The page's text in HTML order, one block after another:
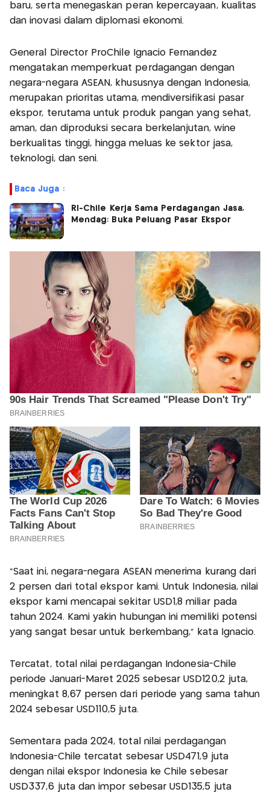
baru, serta menegaskan peran kepercayaan, kualitas
dan inovasi dalam diplomasi ekonomi.
General Director ProChile Ignacio Fernández
mengatakan memperkuat perdagangan dengan
negara-negara ASEAN, khususnya dengan Indonesia,
merupakan prioritas utama, mendiversifikasi pasar
ekspor, terutama untuk produk pangan yang sehat,
aman, dan diproduksi secara berkelanjutan, wine
berkualitas tinggi, hingga meluas ke sektor jasa,
teknologi, dan seni.
Baca Juga :
RI-Chile Kerja Sama Perdagangan Jasa,
Mendag: Buka Peluang Pasar Ekspor
"Saat ini, negara-negara ASEAN menerima kurang dari
2 persen dari total ekspor kami. Untuk Indonesia, nilai
ekspor kami mencapai sekitar USD1,8 miliar pada
tahun 2024. Kami yakin hubungan ini memiliki potensi
yang sangat besar untuk berkembang," kata Ignacio.
Tercatat, total nilai perdagangan Indonesia-Chile
periode Januari-Maret 2025 sebesar USD120,2 juta,
meningkat 8,67 persen dari periode yang sama tahun
2024 sebesar USD110,5 juta.
Sementara pada 2024, total nilai perdagangan
Indonesia-Chile tercatat sebesar USD471,9 juta
dengan nilai ekspor Indonesia ke Chile sebesar
USD337,6 juta dan impor sebesar USD135,5 juta